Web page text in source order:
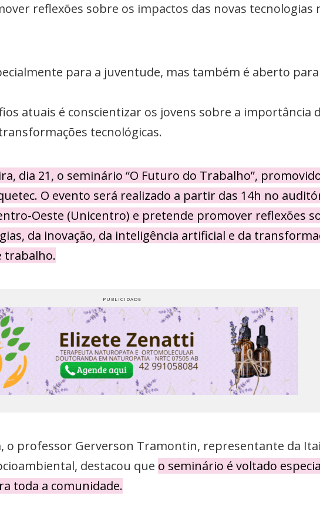
reflexões sobre os impactos das novas tecnologias
para a juventude, mas também é aberto
atuais é conscientizar os jovens sobre a importância
tecnológicas.
dia 21, o seminário “O Futuro do Trabalho”,
O evento será realizado a partir das 14h no
Oeste (Unicentro) e pretende promover reflexões
da inovação, da inteligência artificial e da
trabalho.
o professor Gerverson Tramontin, representante da
destacou que o seminário é voltado
toda a comunidade.